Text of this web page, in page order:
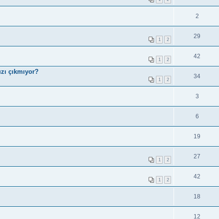
2
1 2 29
1 2 42
çıkmıyor?
1 2 34
3
6
19
1 2 27
1 2 42
18
12